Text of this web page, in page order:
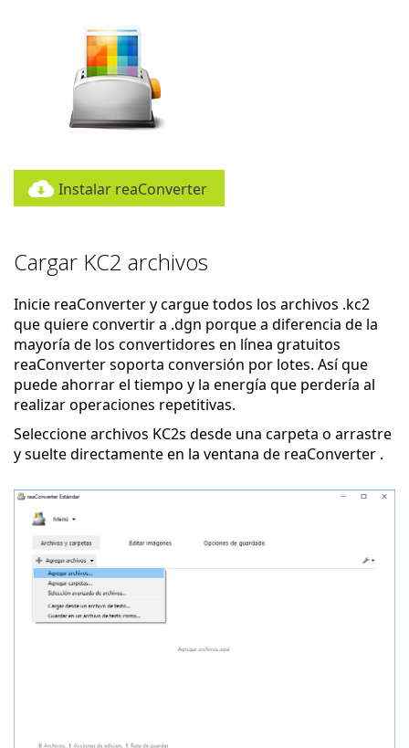
Instalar reaConverter
Cargar KC2 archivos
Inicie reaConverter y cargue todos los archivos .kc2
que quiere convertir a .dgn porque a diferencia de la
mayoría de los convertidores en línea gratuitos
reaConverter soporta conversión por lotes. Así que
puede ahorrar el tiempo y la energía que perdería al
realizar operaciones repetitivas.
Seleccione archivos KC2s desde una carpeta o arrastre
y suelte directamente en la ventana de reaConverter .